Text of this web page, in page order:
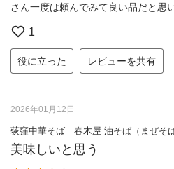
さん一度は頼んでみて良い品だと思
1
役に立った レビューを共有
2026年01月12日
荻窪中華そば 春木屋 油そば（まぜそば
美味しいと思う